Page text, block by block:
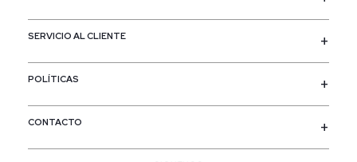
SERVICIO AL CLIENTE
POLÍTICAS
CONTACTO